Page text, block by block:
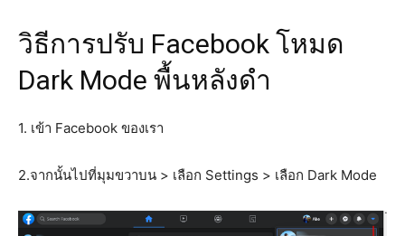
วิธีการปรับ Facebook โหมด
Dark Mode พื้นหลังดำ
1. เข้า Facebook ของเรา
2.จากนั้นไปที่มุมขวาบน > เลือก Settings > เลือก Dark Mode